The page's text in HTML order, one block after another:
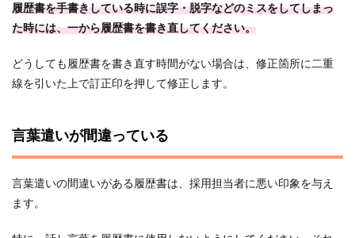
履歴書を手書きしている時に誤字・脱字などのミスをしてしまっ
た時には、一から履歴書を書き直してください。
どうしても履歴書を書き直す時間がない場合は、修正箇所に二重
線を引いた上で訂正印を押して修正します。
言葉遣いが間違っている
言葉遣いの間違いがある履歴書は、採用担当者に悪い印象を与え
ます。